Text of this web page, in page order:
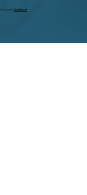
Powered by RadaBrand